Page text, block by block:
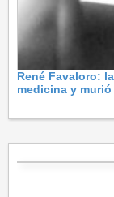
René Favaloro:
medicina y